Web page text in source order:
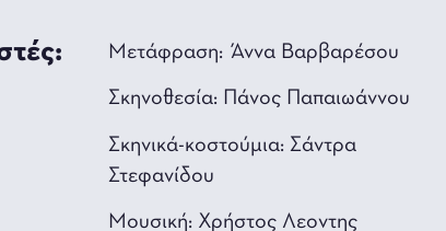
Μετάφραση: Άννα Βαρβαρέσου
Σκηνοθεσία: Πάνος Παπαιωάννου
Σκηνικά-κοστούμια: Σάντρα
Στεφανίδου
Μουσική: Χρήστος Λεοντης